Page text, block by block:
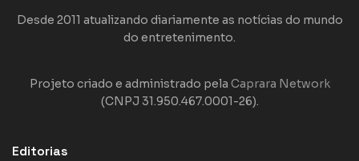
Desde 2011 atualizando diariamente as notícias do mundo
do entretenimento.
Projeto criado e administrado pela Caprara Network
(CNPJ 31.950.467.0001-26).
Editorias